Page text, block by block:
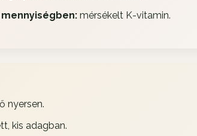
mérsékelt K-vitamin.
nyersen.
kis adagban.